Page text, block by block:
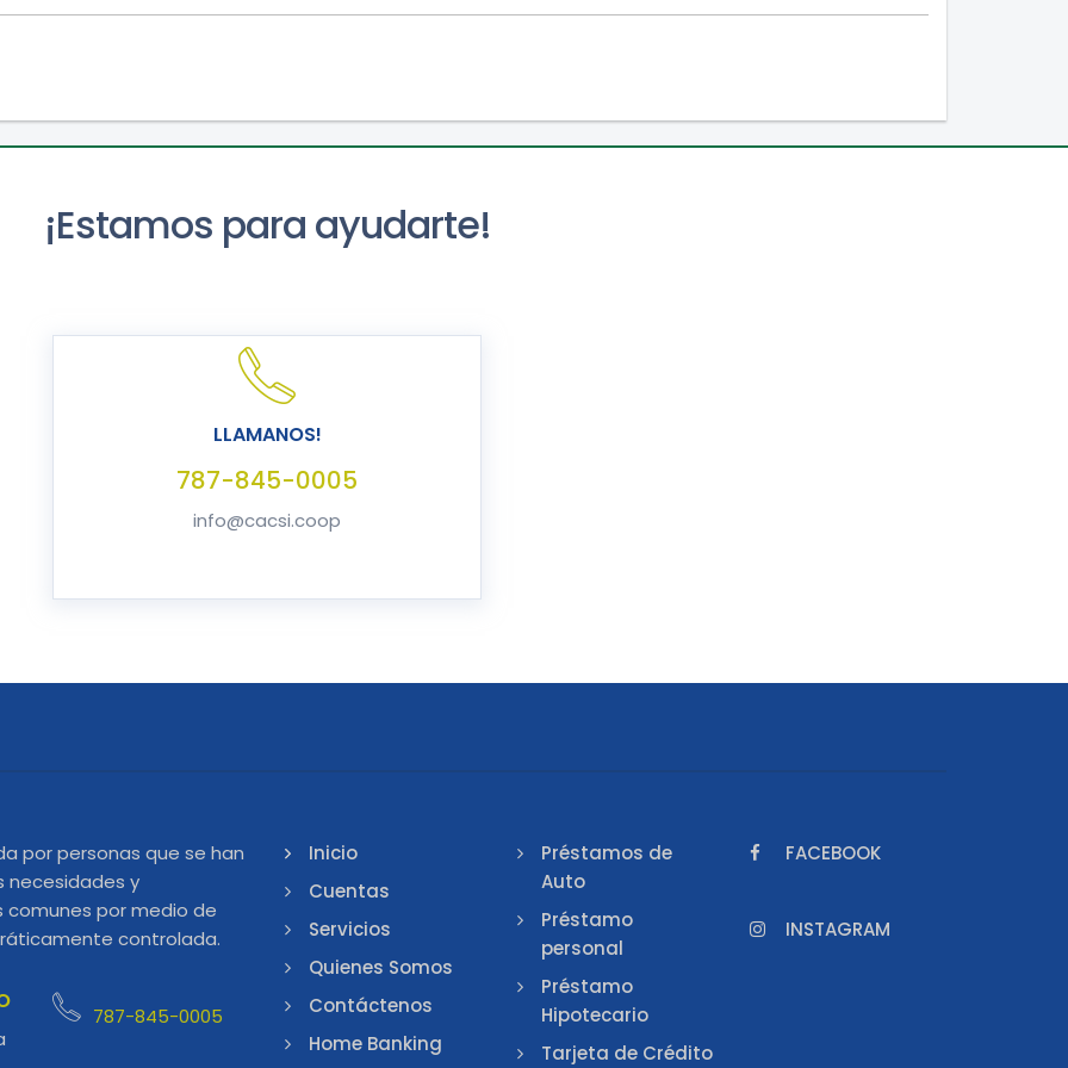
¡Estamos para ayudarte!
LLAMANOS!
787-845-0005
info@cacsi.coop
por personas que se han
necesidades y
comunes por medio de
controlada.
787-845-0005
Inicio
Cuentas
Servicios
Quienes Somos
Contáctenos
Home Banking
Préstamos de
Auto
Préstamo
personal
Préstamo
Hipotecario
Tarjeta de Crédito
FACEBOOK
INSTAGRAM